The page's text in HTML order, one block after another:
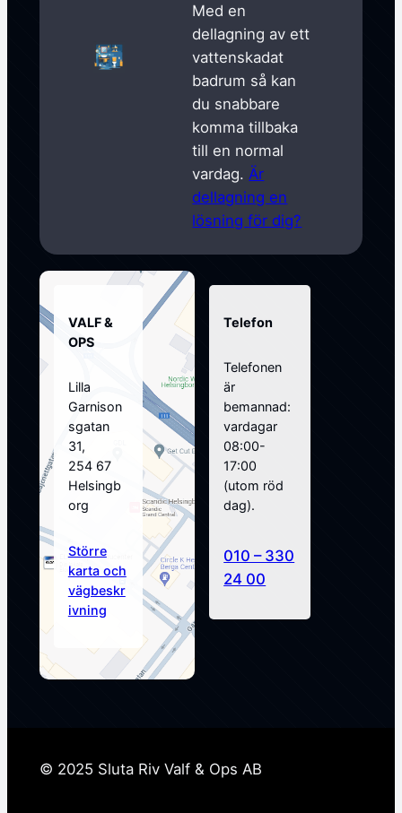
Med en
dellagning av ett
vattenskadat
badrum så kan
du snabbare
komma tillbaka
till en normal
vardag. Är
dellagning en
lösning för dig?
VALF &
OPS
Lilla
Garnison
sgatan
31,
254 67
Helsingb
org
Större
karta och
vägbeskr
ivning
Telefon
Telefonen
är
bemannad:
vardagar
08:00-
17:00
(utom röd
dag).
010 – 330
24 00
© 2025 Sluta Riv Valf & Ops AB